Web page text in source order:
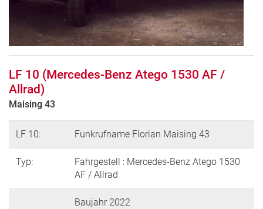
LF 10 (Mercedes-Benz Atego 1530 AF /
Allrad)
Maising 43
LF 10: Funkrufname Florian Maising 43
Typ:
Fahrgestell : Mercedes-Benz Atego 1530
AF / Allrad
Baujahr 2022